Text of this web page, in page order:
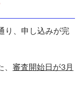
り、申し込みが完
審査開始日が3月